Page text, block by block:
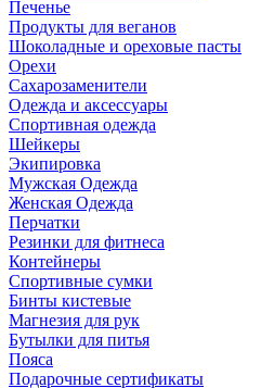
Печенье
Продукты для веганов
Шоколадные и ореховые пасты
Орехи
Сахарозаменители
Одежда и аксессуары
Спортивная одежда
Шейкеры
Экипировка
Мужская Одежда
Женская Одежда
Перчатки
Резинки для фитнеса
Контейнеры
Спортивные сумки
Бинты кистевые
Магнезия для рук
Бутылки для питья
Пояса
Подарочные сертификаты